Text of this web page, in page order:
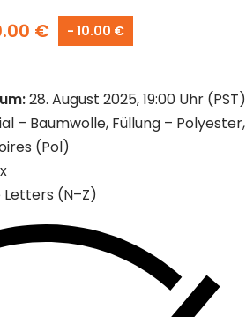
€ - 10.00 €
28. August 2025, 19:00 Uhr (PST)
– Baumwolle, Füllung – Polyester,
(Pol)
Letters (N–Z)